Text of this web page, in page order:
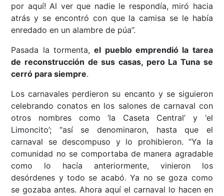
por aquí! Al ver que nadie le respondía, miró hacia
atrás y se encontró con que la camisa se le había
enredado en un alambre de púa”.
Pasada la tormenta,el pueblo emprendió la tarea
de reconstrucción de sus casas, pero La Tuna se
cerró para siempre.
Los carnavales perdieron su encanto y se siguieron
celebrando conatos en los salones de carnaval con
otros nombres como ‘la Caseta Central’ y ‘el
Limoncito’; “así se denominaron, hasta que el
carnaval se descompuso y lo prohibieron. “Ya la
comunidad no se comportaba de manera agradable
como lo hacía anteriormente, vinieron los
desórdenes y todo se acabó. Ya no se goza como
se gozaba antes. Ahora aquí el carnaval lo hacen en